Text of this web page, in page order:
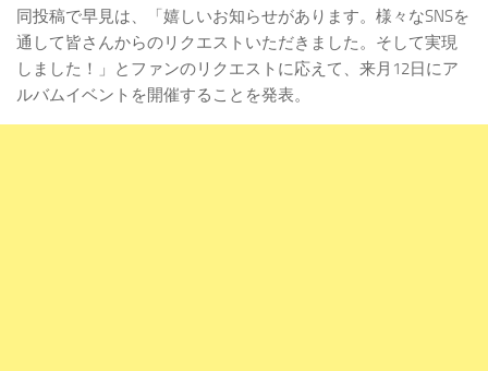
同投稿で早見は、「嬉しいお知らせがあります。様々なSNSを
通して皆さんからのリクエストいただきました。そして実現
しました！」とファンのリクエストに応えて、来月12日にア
ルバムイベントを開催することを発表。